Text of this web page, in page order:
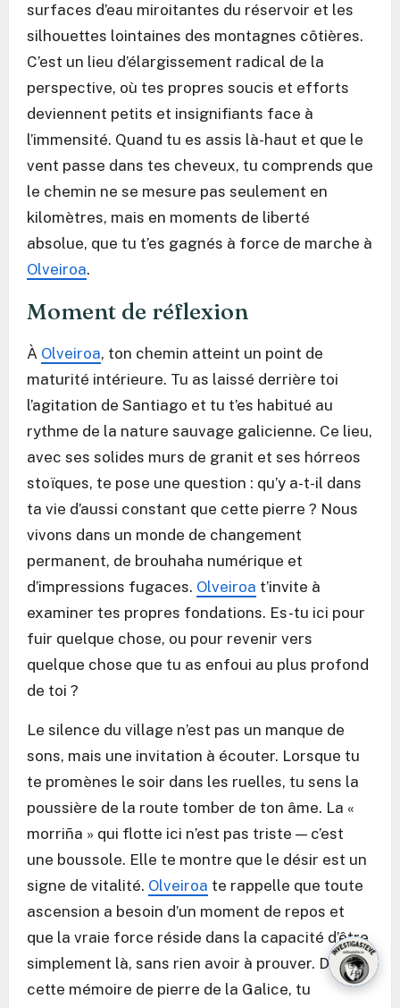
surfaces d’eau miroitantes du réservoir et les
silhouettes lointaines des montagnes côtières.
C’est un lieu d’élargissement radical de la
perspective, où tes propres soucis et efforts
deviennent petits et insignifiants face à
l’immensité. Quand tu es assis là-haut et que le
vent passe dans tes cheveux, tu comprends que
le chemin ne se mesure pas seulement en
kilomètres, mais en moments de liberté
absolue, que tu t’es gagnés à force de marche à
Olveiroa.
Moment de réflexion
À Olveiroa, ton chemin atteint un point de
maturité intérieure. Tu as laissé derrière toi
l’agitation de Santiago et tu t’es habitué au
rythme de la nature sauvage galicienne. Ce lieu,
avec ses solides murs de granit et ses hórreos
stoïques, te pose une question : qu’y a-t-il dans
ta vie d’aussi constant que cette pierre ? Nous
vivons dans un monde de changement
permanent, de brouhaha numérique et
d’impressions fugaces. Olveiroa t’invite à
examiner tes propres fondations. Es-tu ici pour
fuir quelque chose, ou pour revenir vers
quelque chose que tu as enfoui au plus profond
de toi ?
Le silence du village n’est pas un manque de
sons, mais une invitation à écouter. Lorsque tu
te promènes le soir dans les ruelles, tu sens la
poussière de la route tomber de ton âme. La «
morriña » qui flotte ici n’est pas triste — c’est
une boussole. Elle te montre que le désir est un
signe de vitalité. Olveiroa te rappelle que toute
ascension a besoin d’un moment de repos et
que la vraie force réside dans la capacité d’être
simplement là, sans rien avoir à prouver. Dans
cette mémoire de pierre de la Galice, tu